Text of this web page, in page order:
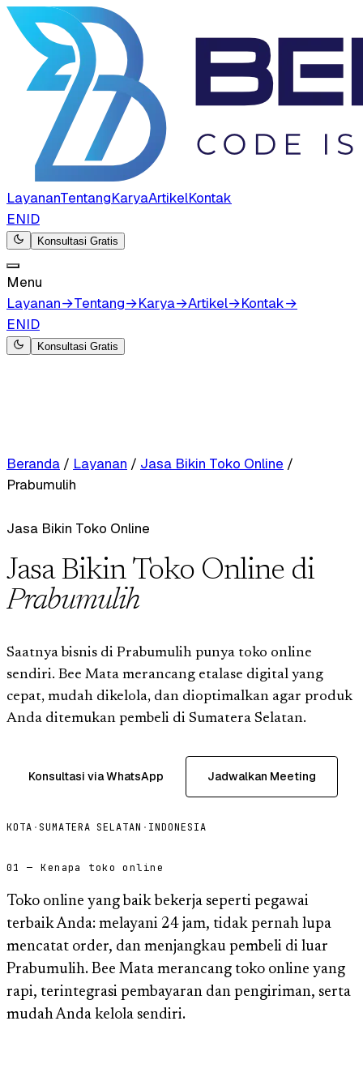
LayananTentangKaryaArtikelKontak
ENID
Konsultasi Gratis
Menu
Layanan→Tentang→Karya→Artikel→Kontak→
ENID
Konsultasi Gratis
Beranda / Layanan / Jasa Bikin Toko Online /
Prabumulih
Jasa Bikin Toko Online
Jasa Bikin Toko Online di
Prabumulih
Saatnya bisnis di Prabumulih punya toko online
sendiri. Bee Mata merancang etalase digital yang
cepat, mudah dikelola, dan dioptimalkan agar produk
Anda ditemukan pembeli di Sumatera Selatan.
Konsultasi via WhatsApp Jadwalkan Meeting
KOTA · SUMATERA SELATAN · INDONESIA
01 — Kenapa toko online
Toko online yang baik bekerja seperti pegawai
terbaik Anda: melayani 24 jam, tidak pernah lupa
mencatat order, dan menjangkau pembeli di luar
Prabumulih. Bee Mata merancang toko online yang
rapi, terintegrasi pembayaran dan pengiriman, serta
mudah Anda kelola sendiri.